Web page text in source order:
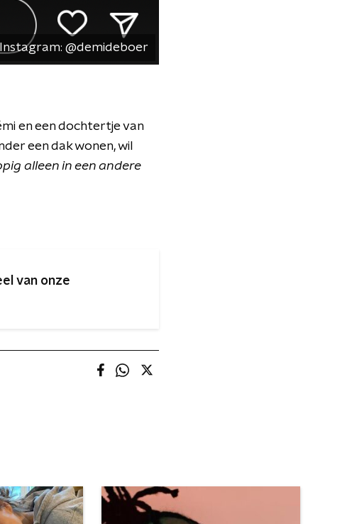
Instagram: @demideboer
en een dochtertje van
een dak wonen, wil
alleen in een andere
van onze